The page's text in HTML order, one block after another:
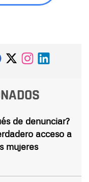
de denunciar?
acceso a
mujeres